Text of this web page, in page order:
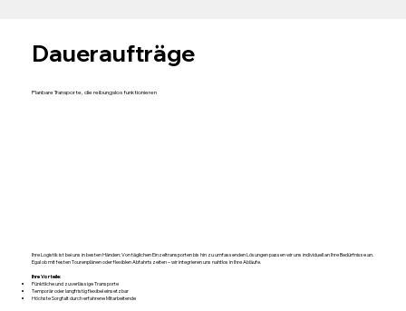
Daueraufträge
Planbare Transporte, die reibungslos funktionieren
Ihre Logistik ist bei uns in besten Händen: Von täglichen Einzeltransporten bis hin zu umfassenden Lösungen passen wir uns individuell an Ihre Bedürfnisse an.
Egal ob mit festen Tourenplänen oder flexiblen Abfahrtszeiten – wir integrieren uns nahtlos in Ihre Abläufe.
Ihre Vorteile:
Pünktliche und zuverlässige Transporte
Temporär oder langfristig flexibel einsetzbar
Höchste Sorgfalt durch erfahrene Mitarbeitende